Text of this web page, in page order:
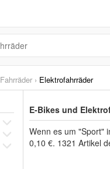
Fahrräder › Elektrofahrräder
E-Bikes und
Wenn es um "Sport"
0,10 €. 1321 Artikel